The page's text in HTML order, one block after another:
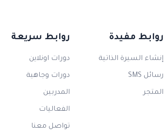
روابط مفيدة
إنشاء السيرة الذاتية
رسائل SMS
المتجر
روابط سريعة
دورات اونلاين
دورات وجاهية
المدربين
الفعاليات
تواصل معنا